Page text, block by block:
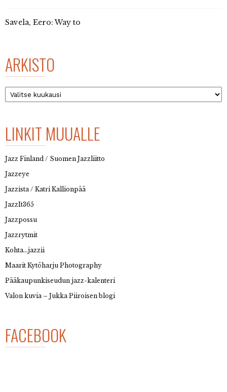
Savela, Eero: Way to
ARKISTO
Arkisto
LINKIT MUUALLE
Jazz Finland / Suomen Jazzliitto
Jazzeye
Jazzista / Katri Kallionpää
JazzIt365
Jazzpossu
Jazzrytmit
Kohta…jazzii
Maarit Kytöharju Photography
Pääkaupunkiseudun jazz-kalenteri
Valon kuvia – Jukka Piiroisen blogi
FACEBOOK